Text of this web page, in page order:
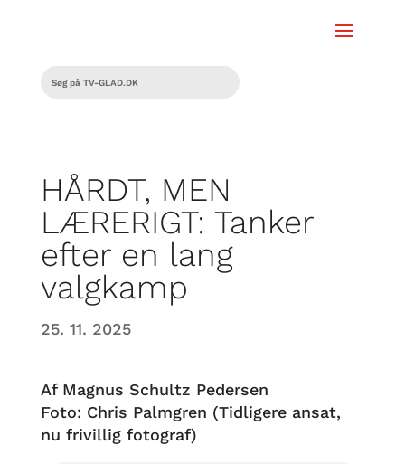
HÅRDT, MEN
LÆRERIGT: Tanker
efter en lang
valgkamp
25. 11. 2025
Af Magnus Schultz Pedersen
Foto: Chris Palmgren (Tidligere ansat,
nu frivillig fotograf)